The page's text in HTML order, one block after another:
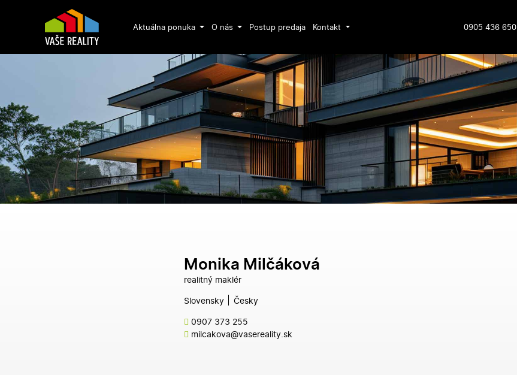
Aktuálna ponuka O nás Postup predaja Kontakt 0905 436 650
Monika Milčáková
realitný maklér
Slovensky Česky
0907 373 255
milcakova@vasereality.sk